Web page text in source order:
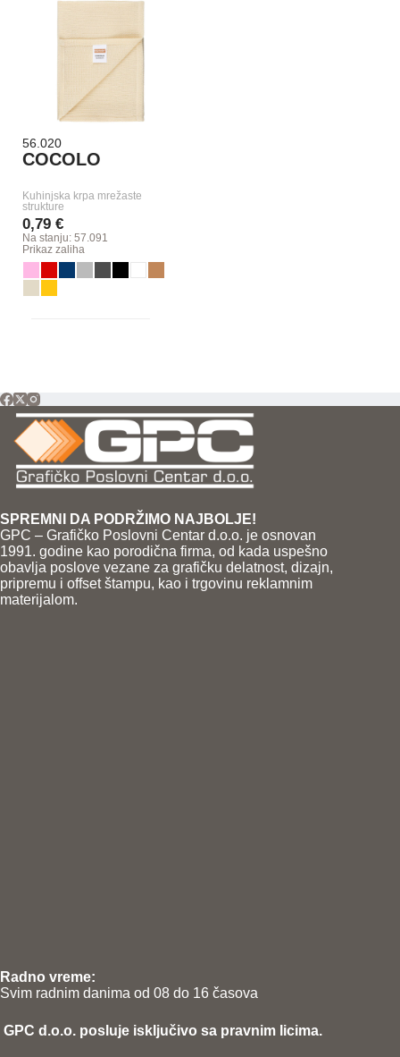
56.020
COCOLO
Kuhinjska krpa mrežaste
strukture
0,79 €
Na stanju: 57.091
Prikaz zaliha
SPREMNI DA PODRŽIMO NAJBOLJE!
GPC – Grafičko Poslovni Centar d.o.o. je osnovan
1991. godine kao porodična firma, od kada uspešno
obavlja poslove vezane za grafičku delatnost, dizajn,
pripremu i offset štampu, kao i trgovinu reklamnim
materijalom.
Radno vreme:
Svim radnim danima od 08 do 16 časova
GPC d.o.o. posluje isključivo sa pravnim licima.